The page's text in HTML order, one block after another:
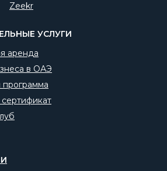
УСЛУГИ
программа
в ОАЭ
аренда
Zeekr